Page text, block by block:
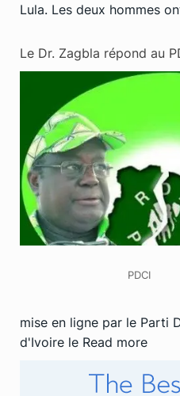
Lula. Les deux hommes
Le Dr. Zagbla répond au
PDCI
mise en ligne par le Parti
d'Ivoire le Read more